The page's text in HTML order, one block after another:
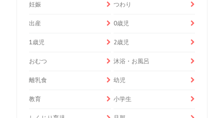
妊娠 つわり
出産 0歳児
1歳児 2歳児
おむつ 沐浴・お風呂
離乳食 幼児
教育 小学生